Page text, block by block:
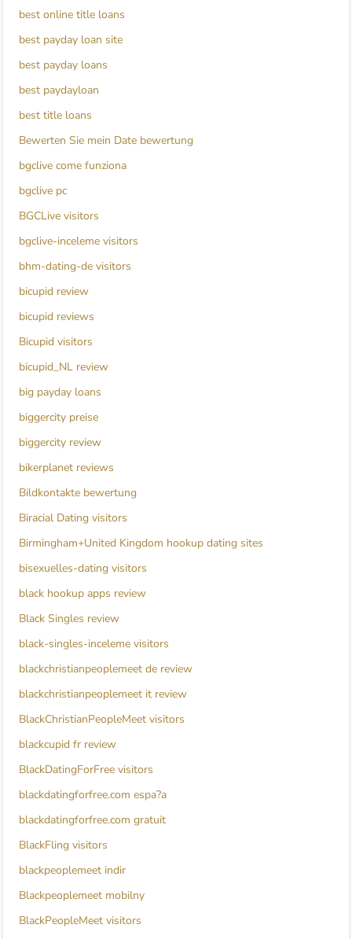
best online title loans
best payday loan site
best payday loans
best paydayloan
best title loans
Bewerten Sie mein Date bewertung
bgclive come funziona
bgclive pc
BGCLive visitors
bgclive-inceleme visitors
bhm-dating-de visitors
bicupid review
bicupid reviews
Bicupid visitors
bicupid_NL review
big payday loans
biggercity preise
biggercity review
bikerplanet reviews
Bildkontakte bewertung
Biracial Dating visitors
Birmingham+United Kingdom hookup dating sites
bisexuelles-dating visitors
black hookup apps review
Black Singles review
black-singles-inceleme visitors
blackchristianpeoplemeet de review
blackchristianpeoplemeet it review
BlackChristianPeopleMeet visitors
blackcupid fr review
BlackDatingForFree visitors
blackdatingforfree.com espa?a
blackdatingforfree.com gratuit
BlackFling visitors
blackpeoplemeet indir
Blackpeoplemeet mobilny
BlackPeopleMeet visitors